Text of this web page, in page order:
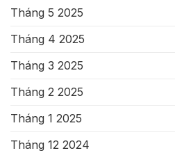
Tháng 5 2025
Tháng 4 2025
Tháng 3 2025
Tháng 2 2025
Tháng 1 2025
Tháng 12 2024